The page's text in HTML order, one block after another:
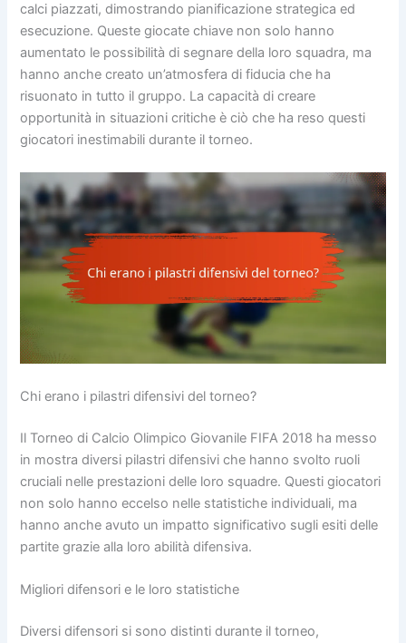
calci piazzati, dimostrando pianificazione strategica ed
esecuzione. Queste giocate chiave non solo hanno
aumentato le possibilità di segnare della loro squadra, ma
hanno anche creato un’atmosfera di fiducia che ha
risuonato in tutto il gruppo. La capacità di creare
opportunità in situazioni critiche è ciò che ha reso questi
giocatori inestimabili durante il torneo.
Chi erano i pilastri difensivi del torneo?
Il Torneo di Calcio Olimpico Giovanile FIFA 2018 ha messo
in mostra diversi pilastri difensivi che hanno svolto ruoli
cruciali nelle prestazioni delle loro squadre. Questi giocatori
non solo hanno eccelso nelle statistiche individuali, ma
hanno anche avuto un impatto significativo sugli esiti delle
partite grazie alla loro abilità difensiva.
Migliori difensori e le loro statistiche
Diversi difensori si sono distinti durante il torneo,